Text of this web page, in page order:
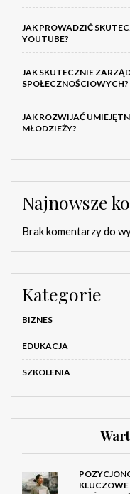
JAK PROWADZIĆ
YOUTUBE?
JAK SKUTECZNIE
SPOŁECZNOŚCIOWYCH?
JAK ROZWIJAĆ
MŁODZIEŻY?
Najnowsze
Brak komentarzy do
Kategorie
BIZNES
EDUKACJA
SZKOLENIA
KLUCZOWE